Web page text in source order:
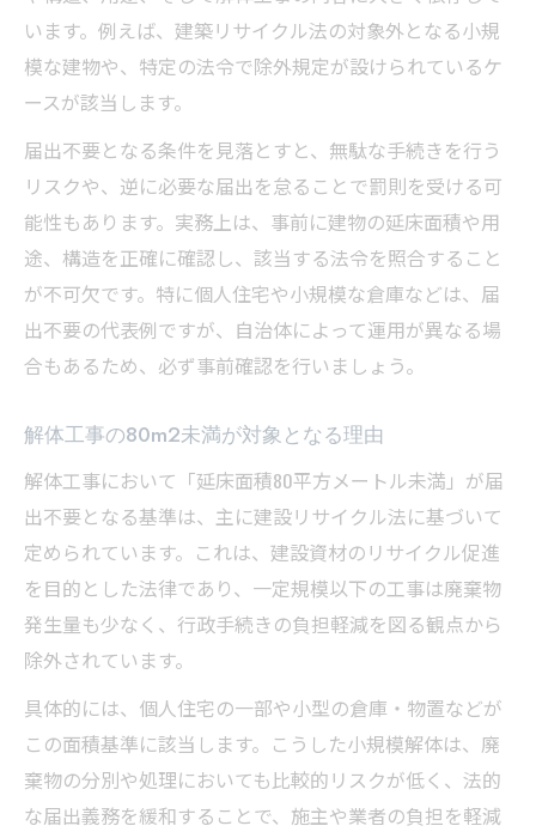
います。例えば、建築リサイクル法の対象外となる小規
模な建物や、特定の法令で除外規定が設けられているケ
ースが該当します。
届出不要となる条件を見落とすと、無駄な手続きを行う
リスクや、逆に必要な届出を怠ることで罰則を受ける可
能性もあります。実務上は、事前に建物の延床面積や用
途、構造を正確に確認し、該当する法令を照合すること
が不可欠です。特に個人住宅や小規模な倉庫などは、届
出不要の代表例ですが、自治体によって運用が異なる場
合もあるため、必ず事前確認を行いましょう。
解体工事の80m2未満が対象となる理由
解体工事において「延床面積80平方メートル未満」が届
出不要となる基準は、主に建設リサイクル法に基づいて
定められています。これは、建設資材のリサイクル促進
を目的とした法律であり、一定規模以下の工事は廃棄物
発生量も少なく、行政手続きの負担軽減を図る観点から
除外されています。
具体的には、個人住宅の一部や小型の倉庫・物置などが
この面積基準に該当します。こうした小規模解体は、廃
棄物の分別や処理においても比較的リスクが低く、法的
な届出義務を緩和することで、施主や業者の負担を軽減